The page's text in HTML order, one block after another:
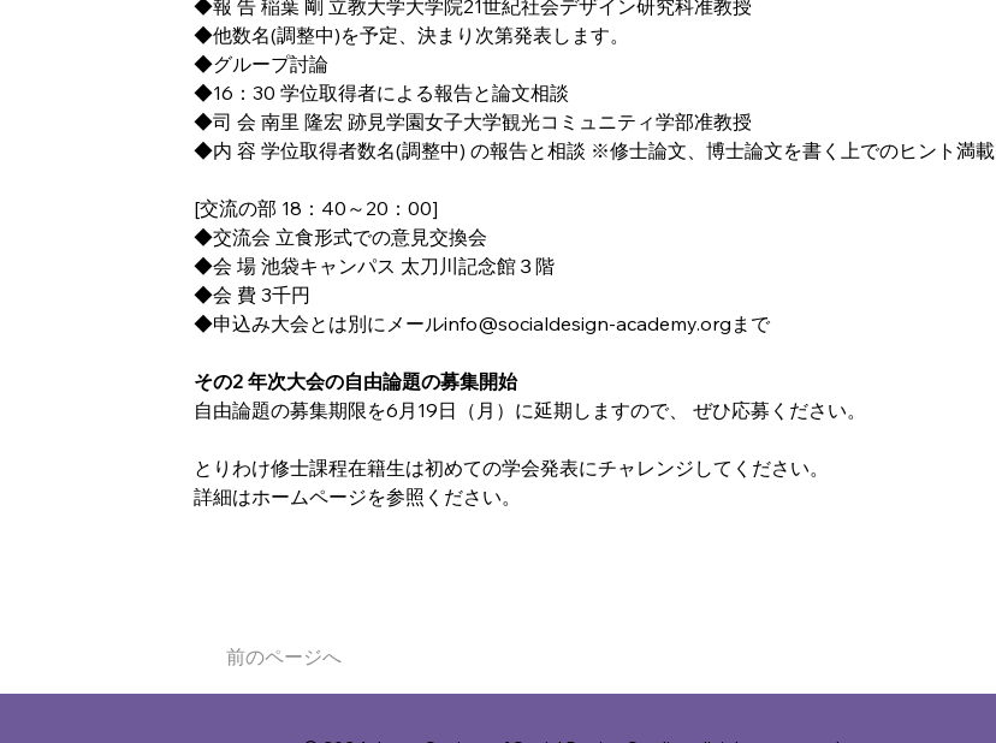
◆報 告 稲葉 剛 立教大学大学院21世紀社会デザイン研究科准教授
◆他数名(調整中)を予定、決まり次第発表します。
◆グループ討論
◆16：30 学位取得者による報告と論文相談
◆司 会 南里 隆宏 跡見学園女子大学観光コミュニティ学部准教授
◆内 容 学位取得者数名(調整中) の報告と相談 ※修士論文、博士論文を書く上でのヒント満載
[交流の部 18：40～20：00]
◆交流会 立食形式での意見交換会
◆会 場 池袋キャンパス 太刀川記念館３階
◆会 費 3千円
◆申込み大会とは別にメールinfo@socialdesign-academy.orgまで
その2 年次大会の自由論題の募集開始
自由論題の募集期限を6月19日（月）に延期しますので、 ぜひ応募ください。
とりわけ修士課程在籍生は初めての学会発表にチャレンジしてください。
詳細はホームページを参照ください。
前のページへ